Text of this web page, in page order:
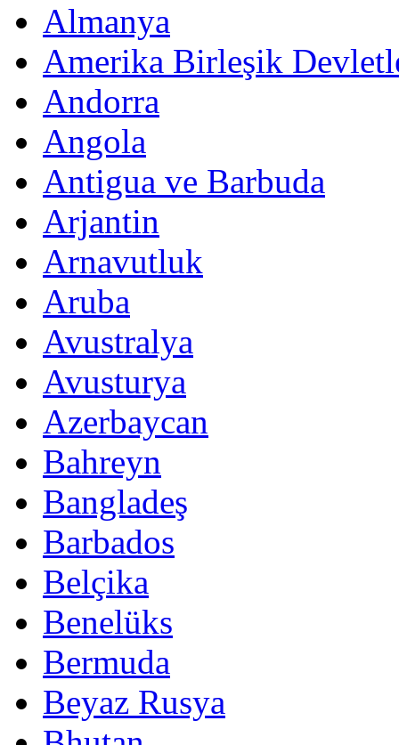
Almanya
Amerika Birleşik
Andorra
Angola
Antigua ve Barbuda
Arjantin
Arnavutluk
Aruba
Avustralya
Avusturya
Azerbaycan
Bahreyn
Bangladeş
Barbados
Belçika
Benelüks
Bermuda
Beyaz Rusya